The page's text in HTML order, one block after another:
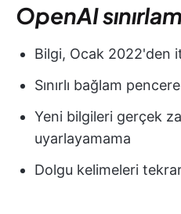
OpenAI
Bilgi, Ocak 2022'den
Sınırlı bağlam
Yeni bilgileri gerçek
uyarlayamama
Dolgu kelimeleri